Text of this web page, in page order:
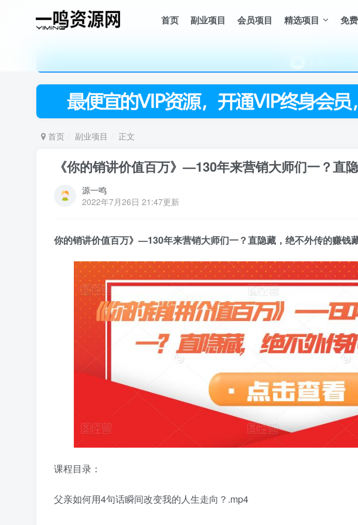
首页 副业项目 会员项目 精选项目 免
（每天更
欢迎访问一
首页 副业项目 正文
《你的销讲价值百万》—130年来营销大师们一？直
源一鸣
2022年7月26日 21:47更新
你的销讲价值百万》—130年来营销大师们一？直隐藏，绝不外传的赚钱
课程目录：
父亲如何用4句话瞬间改变我的人生走向？.mp4